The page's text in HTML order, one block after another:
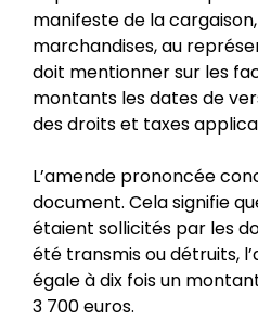
manifeste de la
marchandises, au
doit mentionner sur les
montants les dates de
des droits et taxes
L’amende prononcée
document. Cela signifie
étaient sollicités par les
été transmis ou détruits,
égale à dix fois un
3 700 euros.